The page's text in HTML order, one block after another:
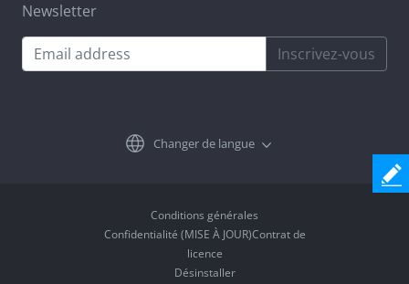
Newsletter
Inscrivez-vous
Changer de langue
Conditions générales
Confidentialité (MISE À JOUR)Contrat de
licence
Désinstaller